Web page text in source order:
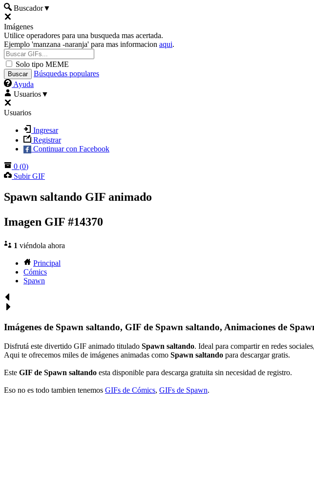
Buscador▼
Imágenes
Utilice operadores para una busqueda mas acertada.
Ejemplo 'manzana -naranja' para mas informacion aqui.
Solo tipo MEME
Búsquedas populares
Ayuda
Usuarios▼
Usuarios
Ingresar
Registrar
Continuar con Facebook
0 (0)
Subir GIF
Spawn saltando GIF animado
Imagen GIF #14370
1 viéndola ahora
Principal
Cómics
Spawn
Imágenes de Spawn saltando, GIF de Spawn saltando, Animaciones de
Disfrutá este divertido GIF animado titulado Spawn saltando. Ideal para compartir en redes
Aqui te ofrecemos miles de imágenes animadas como Spawn saltando para descargar gratis.
Este GIF de Spawn saltando esta disponible para descarga gratuita sin necesidad de registro.
Eso no es todo tambien tenemos GIFs de Cómics, GIFs de Spawn.